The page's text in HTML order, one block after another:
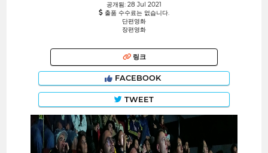
공개됨: 28 Jul 2021
출품 수수료는 없습니다.
단편영화
장편영화
링크
FACEBOOK
TWEET